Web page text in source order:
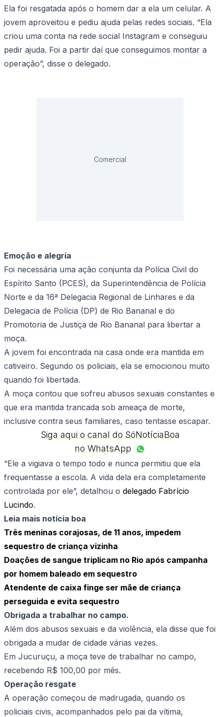
Ela foi resgatada após o homem dar a ela um celular. A
jovem aproveitou e pediu ajuda pelas redes sociais. “Ela
criou uma conta na rede social Instagram e conseguiu
pedir ajuda. Foi a partir daí que conseguimos montar a
operação”, disse o delegado.
Comercial
Emoção e alegria
Foi necessária uma ação conjunta da Polícia Civil do
Espírito Santo (PCES), da Superintendência de Polícia
Norte e da 16ª Delegacia Regional de Linhares e da
Delegacia de Polícia (DP) de Rio Bananal e do
Promotoria de Justiça de Rio Bananal para libertar a
moça.
A jovem foi encontrada na casa onde era mantida em
cativeiro. Segundo os policiais, ela se emocionou muito
quando foi libertada.
A moça contou que sofreu abusos sexuais constantes e
que era mantida trancada sob ameaça de morte,
inclusive contra seus familiares, caso tentasse escapar.
Siga aqui o canal do SóNotíciaBoa
no WhatsApp
“Ele a vigiava o tempo todo e nunca permitiu que ela
frequentasse a escola. A vida dela era completamente
controlada por ele”, detalhou o delegado Fabrício
Lucindo.
Leia mais notícia boa
Três meninas corajosas, de 11 anos, impedem
sequestro de criança vizinha
Doações de sangue triplicam no Rio após campanha
por homem baleado em sequestro
Atendente de caixa finge ser mãe de criança
perseguida e evita sequestro
Obrigada a trabalhar no campo.
Além dos abusos sexuais e da violência, ela disse que foi
obrigada a mudar de cidade várias vezes.
Em Jucuruçu, a moça teve de trabalhar no campo,
recebendo R$ 100,00 por mês.
Operação resgate
A operação começou de madrugada, quando os
policiais civis, acompanhados pelo pai da vítima,